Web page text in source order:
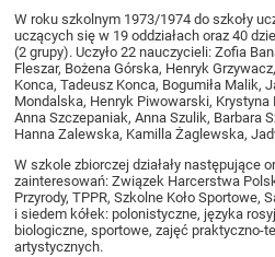
W roku szkolnym 1973/1974 do szkoły
uczących się w 19 oddziałach oraz 40
(2 grupy). Uczyło 22 nauczycieli: Zofia
Fleszar, Bożena Górska, Henryk
Konca, Tadeusz Konca, Bogumiła Malik,
Mondalska, Henryk Piwowarski, Krystyna
Anna Szczepaniak, Anna Szulik, Barbara
Hanna Zalewska, Kamilla Żaglewska,
W szkole zbiorczej działały następujące
zainteresowań: Związek Harcerstwa
Przyrody, TPPR, Szkolne Koło Sportowe,
i siedem kółek: polonistyczne, języka
biologiczne, sportowe, zajęć praktyczno-
artystycznych.